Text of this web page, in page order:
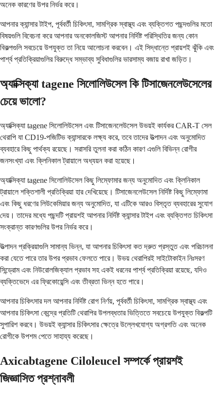
অনেক কারণের উপর নির্ভর করে।
আপনার ক্যান্সার টাইপ, পূর্ববর্তী চিকিৎসা, সামগ্রিক স্বাস্থ্য এবং ব্যক্তিগত পছন্দগুলির মতো
বিষয়গুলি বিবেচনা করে আপনার অনকোলজিস্ট আপনার নির্দিষ্ট পরিস্থিতির জন্য কোন
বিকল্পগুলি সবচেয়ে উপযুক্ত তা নিয়ে আলোচনা করবেন। এই সিদ্ধান্তে প্রায়শই ঝুঁকি এবং
পার্শ্ব প্রতিক্রিয়াগুলির বিরুদ্ধে সম্ভাব্য সুবিধাগুলির ভারসাম্য বজায় রাখা জড়িত।
অ্যাক্সিক্যা tagene সিলোলিউসেল কি টিসাজেনলেউসেলের
চেয়ে ভালো?
অ্যাক্সিক্যা tagene সিলোলিউসেল এবং টিসাজেনলেউসেল উভয়ই কার্যকর CAR-T সেল
থেরাপি যা CD19-পজিটিভ ক্যান্সারকে লক্ষ্য করে, তবে তাদের উত্পাদন এবং অনুমোদিত
ব্যবহারে কিছু পার্থক্য রয়েছে। সরাসরি তুলনা করা কঠিন কারণ এগুলি বিভিন্ন রোগীর
জনসংখ্যা এবং ক্লিনিকাল ট্রায়ালে অধ্যয়ন করা হয়েছে।
অ্যাক্সিক্যা tagene সিলোলিউসেল কিছু লিম্ফোমার জন্য অনুমোদিত এবং ক্লিনিকাল
ট্রায়ালে শক্তিশালী প্রতিক্রিয়া হার দেখিয়েছে। টিসাজেনলেউসেল নির্দিষ্ট কিছু লিম্ফোমা
এবং কিছু ধরণের লিউকেমিয়ার জন্য অনুমোদিত, যা এটিকে আরও বিস্তৃত ব্যবহারের সুযোগ
দেয়। তাদের মধ্যে পছন্দটি প্রায়শই আপনার নির্দিষ্ট ক্যান্সার টাইপ এবং ব্যক্তিগত চিকিৎসা
সংক্রান্ত কারণগুলির উপর নির্ভর করে।
উত্পাদন প্রক্রিয়াগুলি সামান্য ভিন্ন, যা আপনার চিকিৎসা কত দ্রুত প্রস্তুত এবং পরিচালনা
করা যেতে পারে তার উপর প্রভাব ফেলতে পারে। উভয় থেরাপিরই সাইটোকাইন নিঃসরণ
সিন্ড্রোম এবং নিউরোলজিক্যাল প্রভাব সহ একই ধরনের পার্শ্ব প্রতিক্রিয়া রয়েছে, যদিও
ব্যক্তিভেদে এর ফ্রিকোয়েন্সি এবং তীব্রতা ভিন্ন হতে পারে।
আপনার চিকিৎসার দল আপনার নির্দিষ্ট রোগ নির্ণয়, পূর্ববর্তী চিকিৎসা, সামগ্রিক স্বাস্থ্য এবং
আপনার চিকিৎসা কেন্দ্রে প্রতিটি থেরাপির উপলব্ধতার ভিত্তিতে সবচেয়ে উপযুক্ত বিকল্পটি
সুপারিশ করবে। উভয়ই ক্যান্সার চিকিৎসার ক্ষেত্রে উল্লেখযোগ্য অগ্রগতি এবং অনেক
রোগীকে উপশম পেতে সাহায্য করেছে।
Axicabtagene Ciloleucel সম্পর্কে প্রায়শই
জিজ্ঞাসিত প্রশ্নাবলী